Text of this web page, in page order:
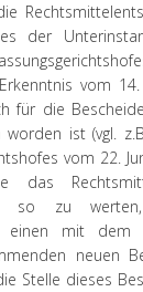
der
vom
für die
worden ist (vgl.
vom 22.
das
so zu
einen mit dem
neuen
Stelle dieses